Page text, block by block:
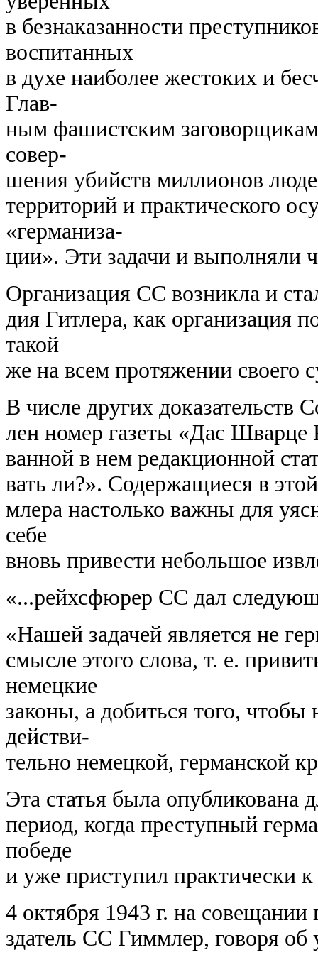
в безнаказанности
воспитанных
в духе наиболее жестоких и
Глав-
ным фашистским
совер-
шения убийств миллионов
территорий и практического
«германиза-
ции». Эти задачи и выполняли
Организация СС возникла и
дия Гитлера, как организация
такой
же на всем протяжении своего
В числе других доказательств
лен номер газеты «Дас Шварце
ванной в нем редакционной
вать ли?». Содержащиеся в
млера настолько важны для
себе
вновь привести небольшое
«...рейхсфюрер СС дал
«Нашей задачей является не
смысле этого слова, т. е.
немецкие
законы, а добиться того,
действи-
тельно немецкой, германской
Эта статья была опубликована
период, когда преступный
победе
и уже приступил практически
4 октября 1943 г. на
здатель СС Гиммлер, говоря